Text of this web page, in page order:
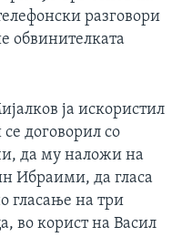
разговори
обвинителката
ја искористил
договорил со
да му наложи на
Ибраими, да гласа
гласање на три
во корист на Васил